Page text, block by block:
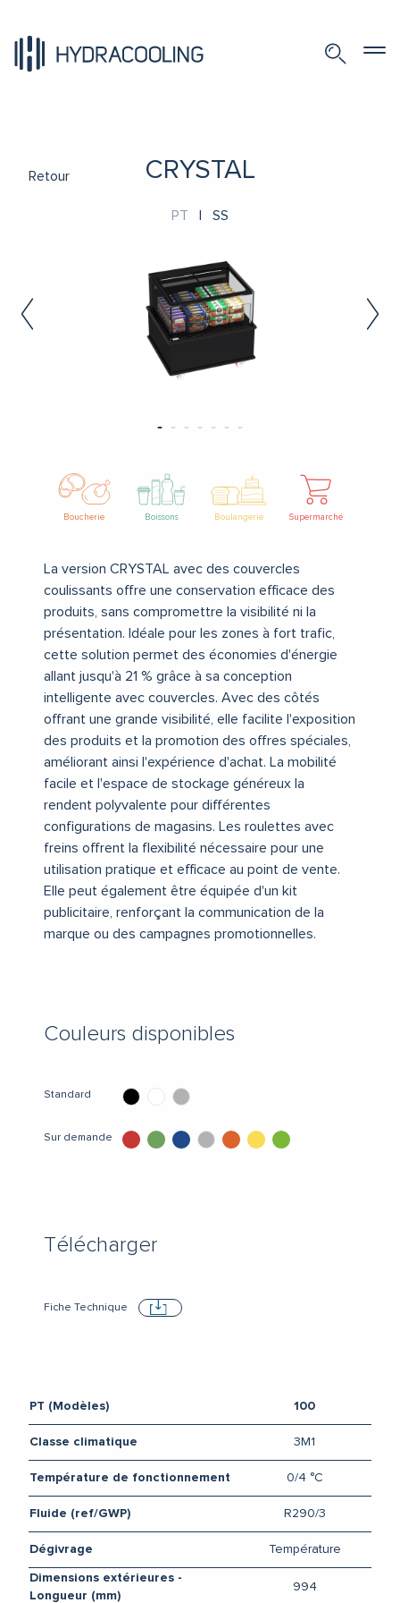
Retour CRYSTAL
PT | SS
Boucherie Boissons Boulangerie Supermarché
La version CRYSTAL avec des couvercles
coulissants offre une conservation efficace des
produits, sans compromettre la visibilité ni la
présentation. Idéale pour les zones à fort trafic,
cette solution permet des économies d'énergie
allant jusqu'à 21 % grâce à sa conception
intelligente avec couvercles. Avec des côtés
offrant une grande visibilité, elle facilite l'exposition
des produits et la promotion des offres spéciales,
améliorant ainsi l'expérience d'achat. La mobilité
facile et l'espace de stockage généreux la
rendent polyvalente pour différentes
configurations de magasins. Les roulettes avec
freins offrent la flexibilité nécessaire pour une
utilisation pratique et efficace au point de vente.
Elle peut également être équipée d'un kit
publicitaire, renforçant la communication de la
marque ou des campagnes promotionnelles.
Couleurs disponibles
Standard
Sur demande
Télécharger
Fiche Technique Télécharger
PT (Modèles) 100
Classe climatique 3M1
Température de fonctionnement 0/4 °C
Fluide (ref/GWP) R290/3
Dégivrage Température
Dimensions extérieures -
Longueur (mm)
994